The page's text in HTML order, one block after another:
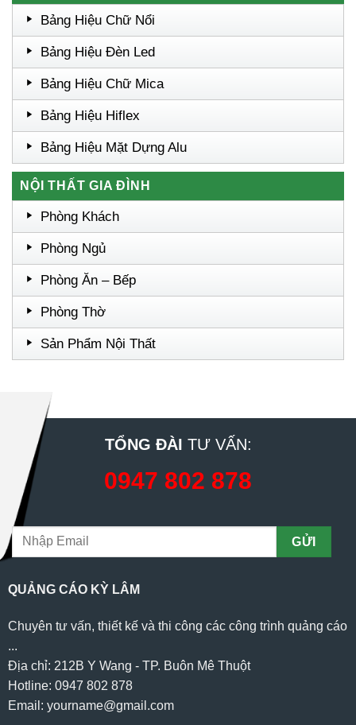
Bảng Hiệu Chữ Nổi
Bảng Hiệu Đèn Led
Bảng Hiệu Chữ Mica
Bảng Hiệu Hiflex
Bảng Hiệu Mặt Dựng Alu
NỘI THẤT GIA ĐÌNH
Phòng Khách
Phòng Ngủ
Phòng Ăn – Bếp
Phòng Thờ
Sản Phẩm Nội Thất
TỔNG ĐÀI TƯ VẤN:
0947 802 878
QUẢNG CÁO KỲ LÂM
Chuyên tư vấn, thiết kế và thi công các công trình quảng cáo
...
Địa chỉ: 212B Y Wang - TP. Buôn Mê Thuột
Hotline: 0947 802 878
Email: yourname@gmail.com